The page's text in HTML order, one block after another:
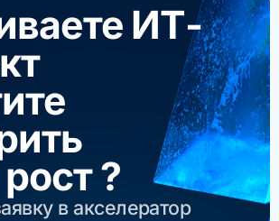
ИТ-
?
в акселератор